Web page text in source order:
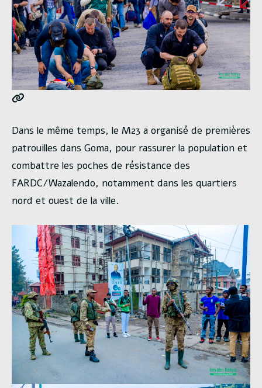
Dans le même temps, le M23 a organisé de premières
patrouilles dans Goma, pour rassurer la population et
combattre les poches de résistance des
FARDC/Wazalendo, notamment dans les quartiers
nord et ouest de la ville.